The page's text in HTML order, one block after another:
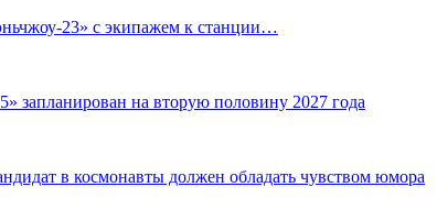
23» с экипажем к станции…
запланирован на вторую половину 2027 года
в космонавты должен обладать чувством юмора